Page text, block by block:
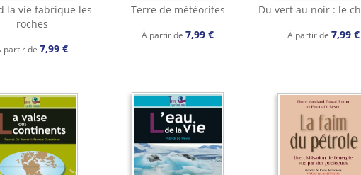
la vie fabrique les
roches
partir de 7,99 €
Terre de météorites
À partir de 7,99 €
Du vert au noir : le
À partir de 7,99 €